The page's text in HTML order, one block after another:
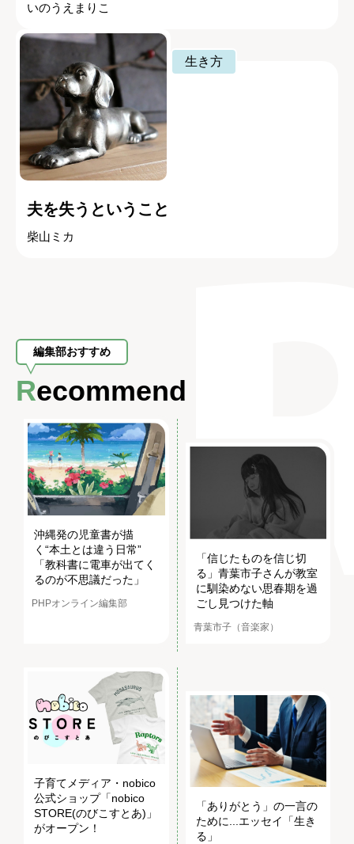
いのうえまりこ
生き方
夫を失うということ
柴山ミカ
編集部おすすめ
Recommend
沖縄発の児童書が描
く“本土とは違う日常”
「教科書に電車が出てく
るのが不思議だった」
PHPオンライン編集部
「信じたものを信じ切
る」青葉市子さんが教室
に馴染めない思春期を過
ごし見つけた軸
青葉市子（音楽家）
子育てメディア・nobico
公式ショップ「nobico
STORE(のびこすとあ)」
がオープン！
「ありがとう」の一言の
ために...エッセイ「生き
る」